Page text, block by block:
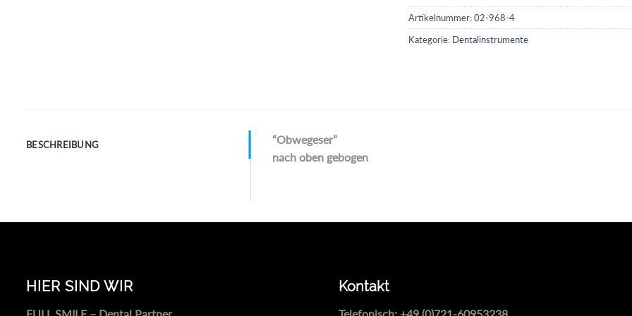
Artikelnummer:02-968-4
Kategorie: Dentalinstrumente
BESCHREIBUNG
“Obwegeser”
nach oben gebogen
HIER SIND WIR Kontakt